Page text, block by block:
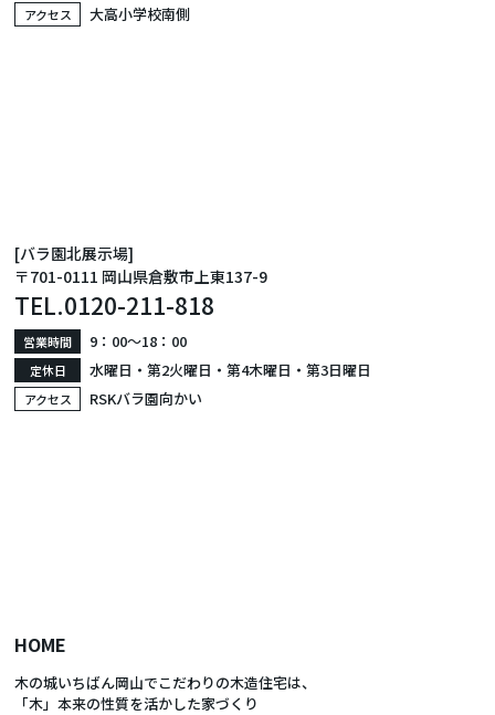
アクセス 大高小学校南側
[バラ園北展示場]
〒701-0111 岡山県倉敷市上東137-9
TEL.0120-211-818
営業時間 9：00〜18：00
定休日 水曜日・第2火曜日・第4木曜日・第3日曜日
アクセス RSKバラ園向かい
HOME
木の城いちばん岡山でこだわりの木造住宅は、
「木」本来の性質を活かした家づくり